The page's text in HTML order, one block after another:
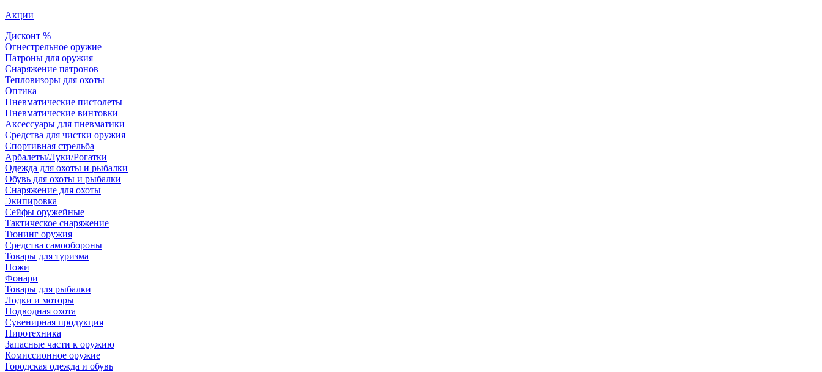
Акции
Дисконт %
Огнестрельное оружие
Патроны для оружия
Снаряжение патронов
Тепловизоры для охоты
Оптика
Пневматические пистолеты
Пневматические винтовки
Аксессуары для пневматики
Средства для чистки оружия
Спортивная стрельба
Арбалеты/Луки/Рогатки
Одежда для охоты и рыбалки
Обувь для охоты и рыбалки
Снаряжение для охоты
Экипировка
Сейфы оружейные
Тактическое снаряжение
Тюнинг оружия
Средства самообороны
Товары для туризма
Ножи
Фонари
Товары для рыбалки
Лодки и моторы
Подводная охота
Сувенирная продукция
Пиротехника
Запасные части к оружию
Комиссионное оружие
Городская одежда и обувь